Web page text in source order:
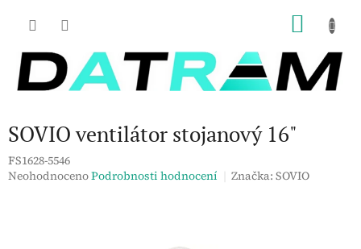
SOVIO ventilátor stojanový 16"
FS1628-5546
Průměrné
NeohodnocenoPodrobnosti hodnocení Značka:SOVIO